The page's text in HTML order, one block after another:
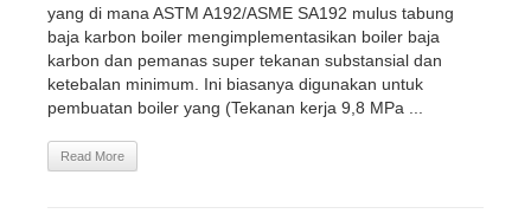
yang di mana ASTM A192/ASME SA192 mulus tabung
baja karbon boiler mengimplementasikan boiler baja
karbon dan pemanas super tekanan substansial dan
ketebalan minimum. Ini biasanya digunakan untuk
pembuatan boiler yang (Tekanan kerja 9,8 MPa ...
Read More